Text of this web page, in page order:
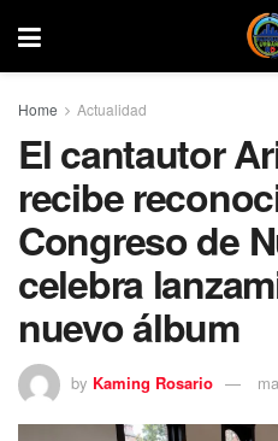
Home Actualidad
El cantautor
recibe
Congreso de
celebra
nuevo álbum
by Kaming Rosario